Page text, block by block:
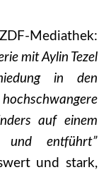
Mediathek:
mit Aylin Tezel
in den
auf einem
und entführt”
und stark,